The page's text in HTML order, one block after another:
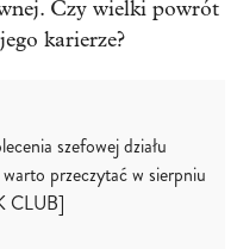
Czy wielki powrót
karierze?
szefowej działu
przeczytać w sierpniu
CLUB]